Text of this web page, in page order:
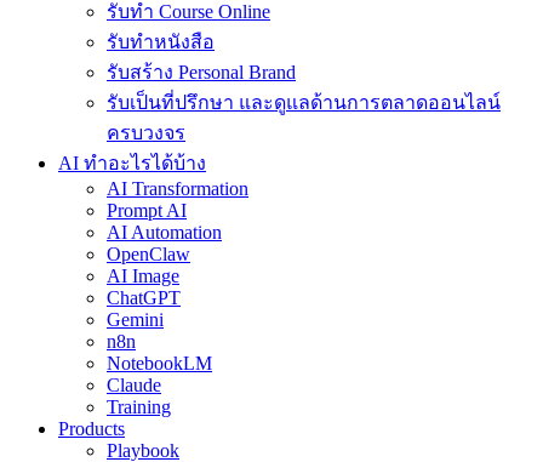
รับทำ Course Online
รับทำหนังสือ
รับสร้าง Personal Brand
รับเป็นที่ปรึกษา และดูแลด้านการตลาดออนไลน์
ครบวงจร
AI ทำอะไรได้บ้าง
AI Transformation
Prompt AI
AI Automation
OpenClaw
AI Image
ChatGPT
Gemini
n8n
NotebookLM
Claude
Training
Products
Playbook